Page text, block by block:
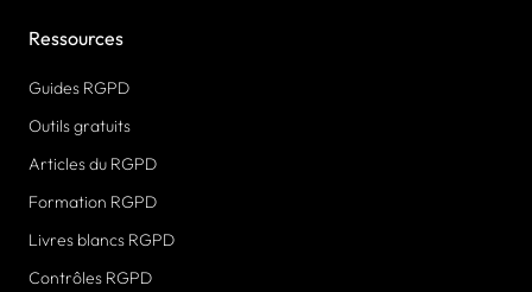
Ressources
Guides RGPD
Outils gratuits
Articles du RGPD
Formation RGPD
Livres blancs RGPD
Contrôles RGPD